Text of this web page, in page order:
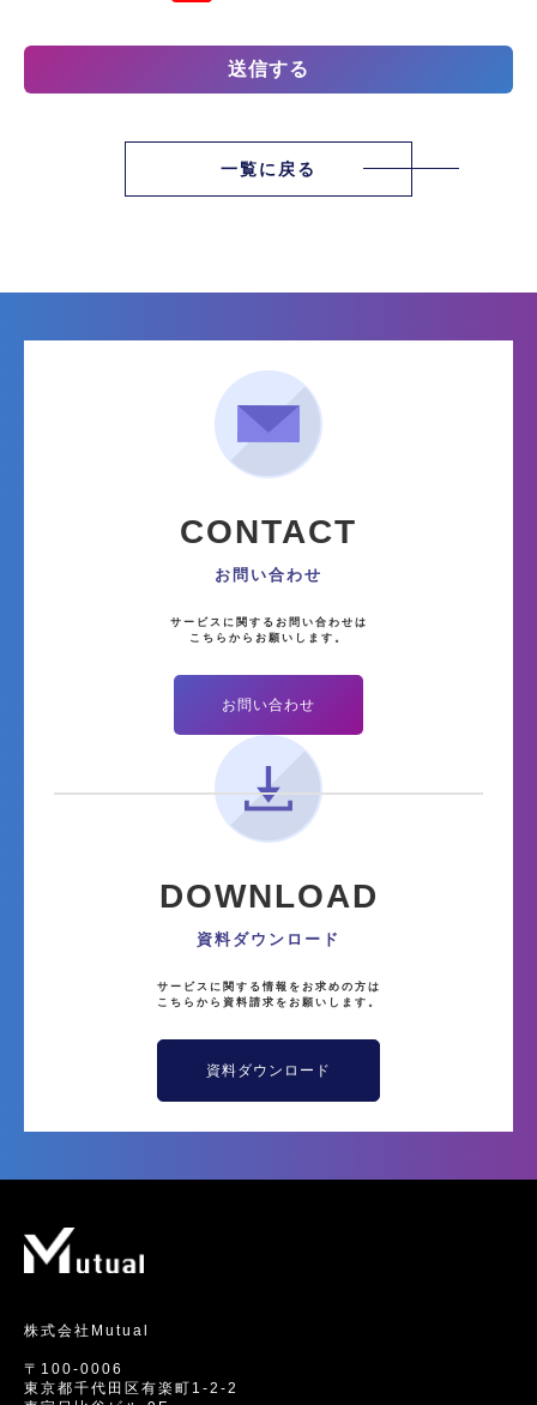
一覧に戻る
CONTACT
お問い合わせ
サービスに関するお問い合わせは
こちらからお願いします。
お問い合わせ
DOWNLOAD
資料ダウンロード
サービスに関する情報をお求めの方は
こちらから資料請求をお願いします。
資料ダウンロード
株式会社Mutual
〒100-0006
東京都千代田区有楽町1-2-2